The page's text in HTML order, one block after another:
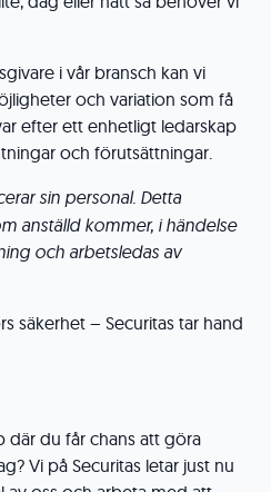
i vår bransch kan vi
och variation som få
efter ett enhetligt ledarskap
och förutsättningar.
sin personal. Detta
anställd kommer, i händelse
och arbetsledas av
säkerhet – Securitas tar hand
du får chans att göra
Vi på Securitas letar just nu